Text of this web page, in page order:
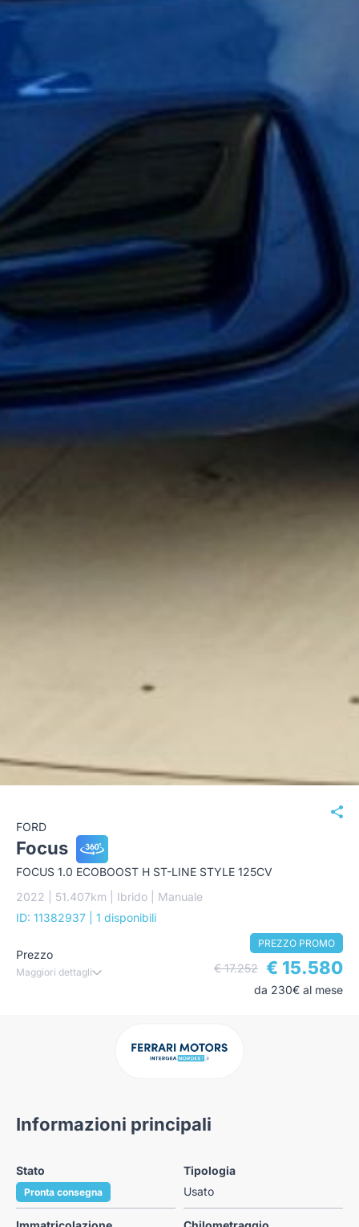
FORD
Focus
FOCUS 1.0 ECOBOOST H ST-LINE STYLE 125CV
2022 | 51.407km | Ibrido | Manuale
ID: 11382937
| 1 disponibili
Prezzo
Maggiori dettagli
PREZZO PROMO
€ 17.252 € 15.580
da 230€ al mese
Informazioni principali
Stato
Pronta consegna
Tipologia
Usato